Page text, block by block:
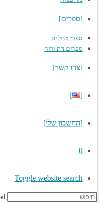
ספרים
ספרי טיולים
ספרים דת ורוח
צרו קשר
החשבון שלי
0
Toggle website search